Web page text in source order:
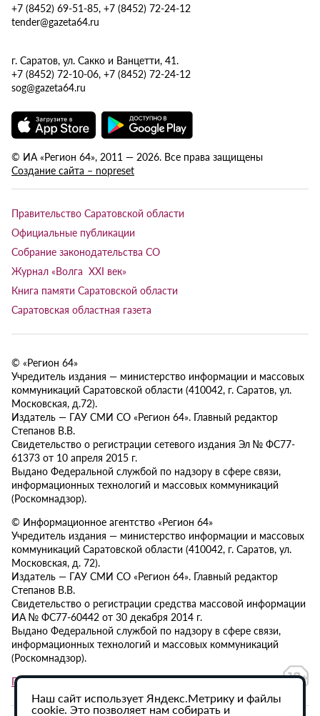
+7 (8452) 69-51-85, +7 (8452) 72-24-12
tender@gazeta64.ru
г. Саратов, ул. Сакко и Ванцетти, 41.
+7 (8452) 72-10-06, +7 (8452) 72-24-12
sog@gazeta64.ru
© ИА «Регион 64», 2011 — 2026. Все права защищены
Создание сайта – nopreset
Правительство Саратовской области
Официальные публикации
Собрание законодательства СО
Журнал «Волга XXI век»
Книга памяти Саратовской области
Саратовская областная газета
© «Регион 64»
Учредитель издания — министерство информации и массовых
коммуникаций Саратовской области (410042, г. Саратов, ул.
Московская, д.72).
Издатель — ГАУ СМИ СО «Регион 64». Главный редактор
Степанов В.В.
Свидетельство о регистрации сетевого издания Эл № ФС77-
61373 от 10 апреля 2015 г.
Выдано Федеральной службой по надзору в сфере связи,
информационных технологий и массовых коммуникаций
(Роскомнадзор).
© Информационное агентство «Регион 64»
Учредитель издания — министерство информации и массовых
коммуникаций Саратовской области (410042, г. Саратов, ул.
Московская, д. 72).
Издатель — ГАУ СМИ СО «Регион 64». Главный редактор
Степанов В.В.
Свидетельство о регистрации средства массовой информации
ИА № ФС77-60442 от 30 декабря 2014 г.
Выдано Федеральной службой по надзору в сфере связи,
информационных технологий и массовых коммуникаций
(Роскомнадзор).
Политика в отношении обработки персональных данных
Наш сайт использует Яндекс.Метрику и файлы
cookie. Это позволяет нам собирать и